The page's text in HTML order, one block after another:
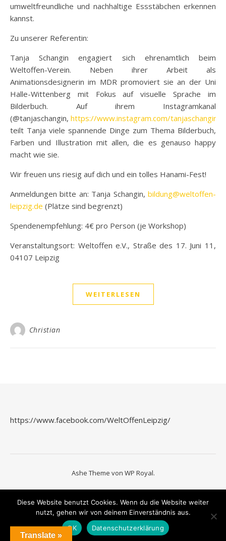
umweltfreundliche und nachhaltige Essstäbchen erkennen
kannst.
Zu unserer Referentin:
Tanja Schangin engagiert sich ehrenamtlich beim
Weltoffen-Verein. Neben ihrer Arbeit als
Animationsdesignerin im MDR promoviert sie an der Uni
Halle-Wittenberg mit Fokus auf visuelle Sprache im
Bilderbuch. Auf ihrem Instagramkanal
(@tanjaschangin, https://www.instagram.com/tanjaschangin/
teilt Tanja viele spannende Dinge zum Thema Bilderbuch,
Farben und Illustration mit allen, die es genauso happy
macht wie sie.
Wir freuen uns riesig auf dich und ein tolles Hanami-Fest!
Anmeldungen bitte an: Tanja Schangin, bildung@weltoffen-
leipzig.de (Plätze sind begrenzt)
Spendenempfehlung: 4€ pro Person (je Workshop)
Veranstaltungsort: Weltoffen e.V., Straße des 17. Juni 11,
04107 Leipzig
WEITERLESEN
Christian
https://www.facebook.com/WeltOffenLeipzig/
Ashe Theme von WP Royal.
Translate »
Diese Website benutzt Cookies. Wenn du die Website weiter
nutzt, gehen wir von deinem Einverständnis aus.
OK
Datenschutzerklärung